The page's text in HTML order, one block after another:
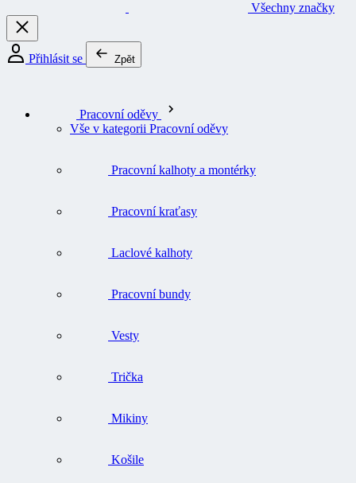
Všechny značky
Přihlásit se Zpět
Pracovní oděvy
Vše v kategorii Pracovní oděvy
Pracovní kalhoty a montérky
Pracovní kraťasy
Laclové kalhoty
Pracovní bundy
Vesty
Trička
Mikiny
Košile